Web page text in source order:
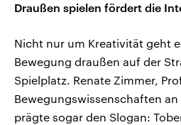
Draußen spielen fördert die
Nicht nur um Kreativität geht
Bewegung draußen auf der
Spielplatz. Renate Zimmer,
Bewegungswissenschaften
prägte sogar den Slogan: